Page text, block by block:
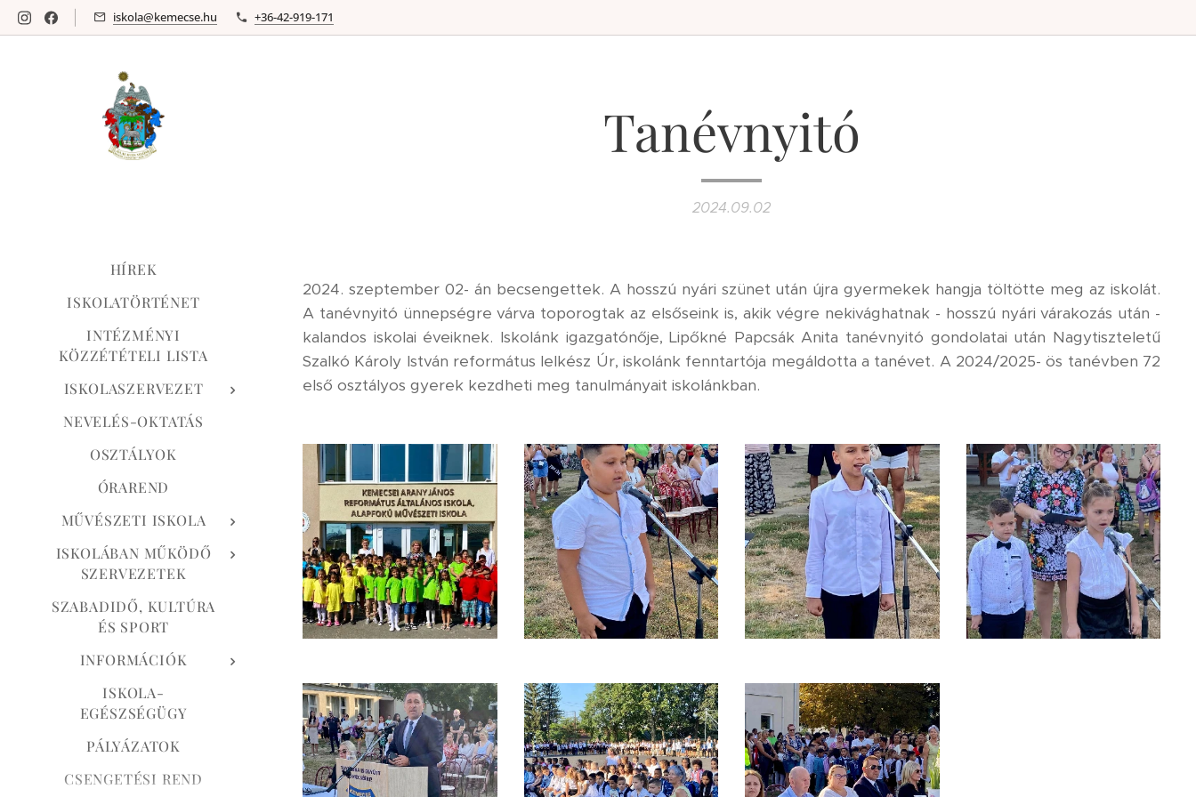
iskola@kemecse.hu +36-42-919-171
HÍREK
ISKOLATÖRTÉNET
INTÉZMÉNYI
KÖZZÉTÉTELI LISTA
ISKOLASZERVEZET
NEVELÉS-OKTATÁS
OSZTÁLYOK
ÓRAREND
MŰVÉSZETI ISKOLA
ISKOLÁBAN MŰKÖDŐ
SZERVEZETEK
SZABADIDŐ, KULTÚRA
ÉS SPORT
INFORMÁCIÓK
ISKOLA-
EGÉSZSÉGÜGY
PÁLYÁZATOK
CSENGETÉSI REND
Tanévnyitó
2024.09.02
2024. szeptember 02- án becsengettek. A hosszú nyári szünet után újra gyermekek hangja töltötte meg az iskolát.
A tanévnyitó ünnepségre várva toporogtak az elsőseink is, akik végre nekivághatnak - hosszú nyári várakozás után -
kalandos iskolai éveiknek. Iskolánk igazgatónője, Lipőkné Papcsák Anita tanévnyitó gondolatai után Nagytiszteletű
Szalkó Károly István református lelkész Úr, iskolánk fenntartója megáldotta a tanévet. A 2024/2025- ös tanévben 72
első osztályos gyerek kezdheti meg tanulmányait iskolánkban.